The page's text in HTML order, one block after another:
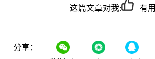
这篇文章对我: 有用
分享：